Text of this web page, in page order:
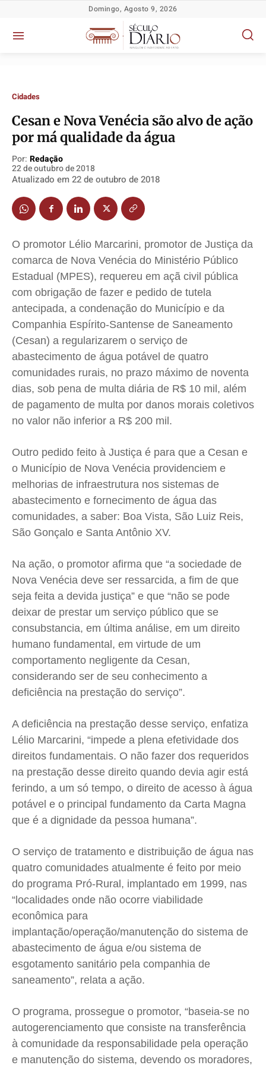
Socioeconômicas
Justiça
Segurança
Meio Ambiente
Saúde
Cidades
Direitos
Economia
Cultura
Colunas
Caetano Roque
Gustavo Bastos
Jr Mignone (in memorian)
Publicidade Legal
Anuncie
Quem Somos
Anuncie
Termos de Uso
Privacidade
Socioeconômicas
Justiça
Segurança
Meio Ambiente
Saúde
Cidades
Direitos
Economia
Cultura
Colunas
Caetano Roque
Gustavo Bastos
Jr Mignone (in memorian)
Publicidade Legal
Anuncie
Quem Somos
Anuncie
Termos de Uso
Privacidade
Socioeconômicas
Justiça
Segurança
Meio Ambiente
Saúde
Cidades
Direitos
Economia
Cultura
Colunas
Caetano Roque
Gustavo Bastos
Jr Mignone (in memorian)
Publicidade Legal
Anuncie
Quem Somos
Anuncie
Termos de Uso
Privacidade
Socioeconômicas
Justiça
Segurança
Meio Ambiente
Saúde
Cidades
Direitos
Economia
Cultura
Colunas
Caetano Roque
Gustavo Bastos
Jr Mignone (in memorian)
Publicidade Legal
Anuncie
Quem Somos
Anuncie
Termos de Uso
Privacidade
Domingo, Agosto 9, 2026
Cidades
Cesan e Nova Venécia são alvo de ação
por má qualidade da água
Por: Redação
22 de outubro de 2018
Atualizado em 22 de outubro de 2018
O promotor Lélio Marcarini, promotor de Justiça da
comarca de Nova Venécia do Ministério Público
Estadual (MPES), requereu em açã civil pública
com obrigação de fazer e pedido de tutela
antecipada, a condenação do Município e da
Companhia Espírito-Santense de Saneamento
(Cesan) a regularizarem o serviço de
abastecimento de água potável de quatro
comunidades rurais, no prazo máximo de noventa
dias, sob pena de multa diária de R$ 10 mil, além
de pagamento de multa por danos morais coletivos
no valor não inferior a R$ 200 mil.
Outro pedido feito à Justiça é para que a Cesan e
o Município de Nova Venécia providenciem e
melhorias de infraestrutura nos sistemas de
abastecimento e fornecimento de água das
comunidades, a saber: Boa Vista, São Luiz Reis,
São Gonçalo e Santa Antônio XV.
Na ação, o promotor afirma que “a sociedade de
Nova Venécia deve ser ressarcida, a fim de que
seja feita a devida justiça” e que “não se pode
deixar de prestar um serviço público que se
consubstancia, em última análise, em um direito
humano fundamental, em virtude de um
comportamento negligente da Cesan,
considerando ser de seu conhecimento a
deficiência na prestação do serviço”.
A deficiência na prestação desse serviço, enfatiza
Lélio Marcarini, “impede a plena efetividade dos
direitos fundamentais. O não fazer dos requeridos
na prestação desse direito quando devia agir está
ferindo, a um só tempo, o direito de acesso à água
potável e o principal fundamento da Carta Magna
que é a dignidade da pessoa humana”.
O serviço de tratamento e distribuição de água nas
quatro comunidades atualmente é feito por meio
do programa Pró-Rural, implantado em 1999, nas
“localidades onde não ocorre viabilidade
econômica para
implantação/operação/manutenção do sistema de
abastecimento de água e/ou sistema de
esgotamento sanitário pela companhia de
saneamento”, relata a ação.
O programa, prossegue o promotor, “baseia-se no
autogerenciamento que consiste na transferência
à comunidade da responsabilidade pela operação
e manutenção do sistema, devendo os moradores,